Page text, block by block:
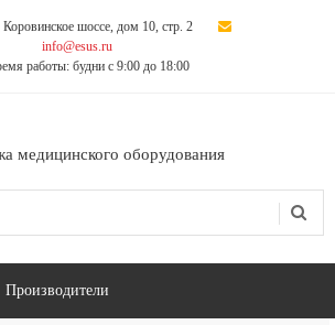
шоссе, дом 10, стр. 2
info@esus.ru
работы: будни с 9:00 до 18:00
медицинского оборудования
Производители